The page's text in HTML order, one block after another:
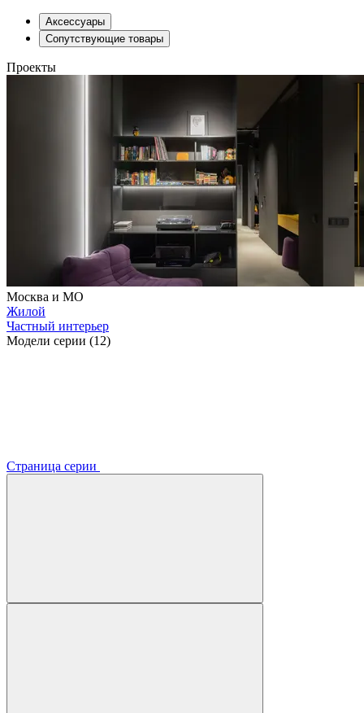
Аксессуары
Сопутствующие товары
Проекты
Москва и МО
Жилой
Частный интерьер
Модели серии (12)
Страница серии